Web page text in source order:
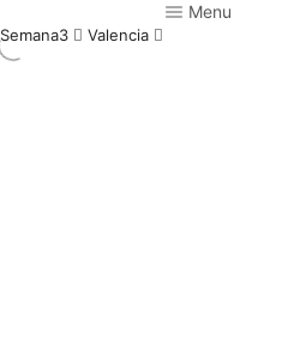
Menu
Semana3 Valencia